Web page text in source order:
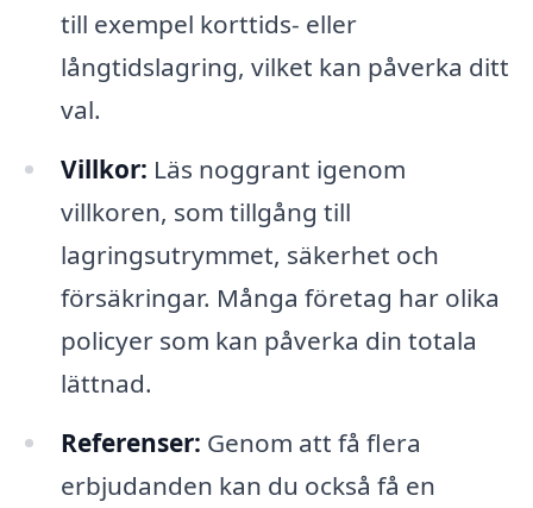
till exempel korttids- eller
långtidslagring, vilket kan påverka ditt
val.
Villkor: Läs noggrant igenom
villkoren, som tillgång till
lagringsutrymmet, säkerhet och
försäkringar. Många företag har olika
policyer som kan påverka din totala
lättnad.
Referenser: Genom att få flera
erbjudanden kan du också få en